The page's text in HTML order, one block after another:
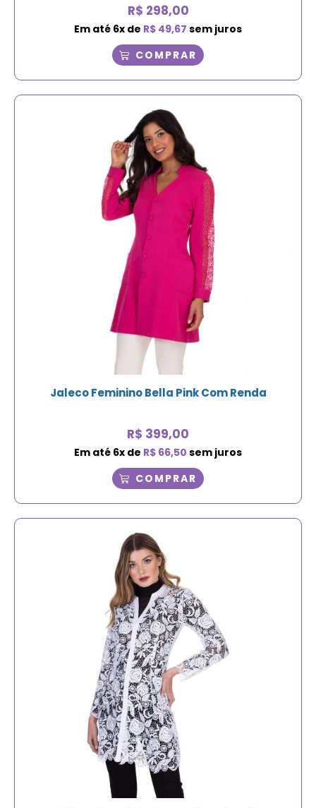
R$ 298,00
Em até 6x de R$ 49,67 sem juros
COMPRAR
Jaleco Feminino Bella Pink Com Renda
R$ 399,00
Em até 6x de R$ 66,50 sem juros
COMPRAR